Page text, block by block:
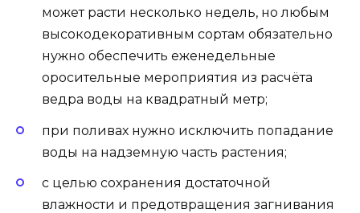
может расти несколько недель, но любым
высокодекоративным сортам обязательно
нужно обеспечить еженедельные
оросительные мероприятия из расчёта
ведра воды на квадратный метр;
при поливах нужно исключить попадание
воды на надземную часть растения;
с целью сохранения достаточной
влажности и предотвращения загнивания